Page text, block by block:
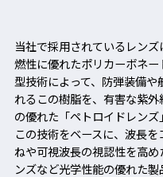
当社で採用されているレン
燃性に優れたポリカーボネ
型技術によって、防弾装備
れるこの樹脂を、有害な紫
の優れた「ペトロイドレンズ
この技術をベースに、波長
ねや可視波長の視認性を高
ンズなど光学性能の優れた